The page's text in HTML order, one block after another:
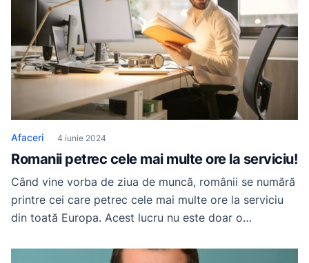
Afaceri 4 iunie 2024
Romanii petrec cele mai multe ore la serviciu!
Când vine vorba de ziua de muncă, românii se numără
printre cei care petrec cele mai multe ore la serviciu
din toată Europa. Acest lucru nu este doar o
cifrele despre orele petrecute de români la serviciu?